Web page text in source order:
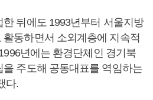
한 뒤에도 1993년부터 서울지방
동하면서 소외계층에 지속적
년에는 환경단체인 경기북
주도해 공동대표를 역임하는
다.